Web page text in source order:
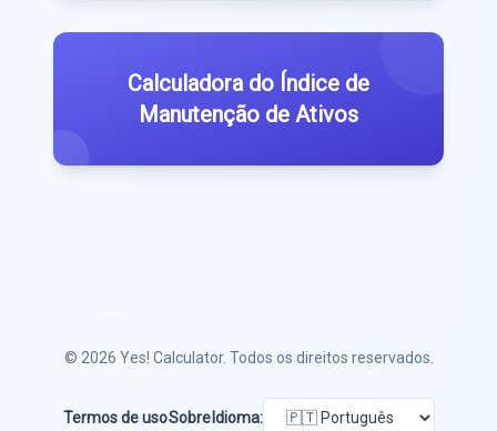
Calculadora do Índice de
Manutenção de Ativos
© 2026 Yes! Calculator. Todos os direitos reservados.
Termos de usoSobre Idioma: